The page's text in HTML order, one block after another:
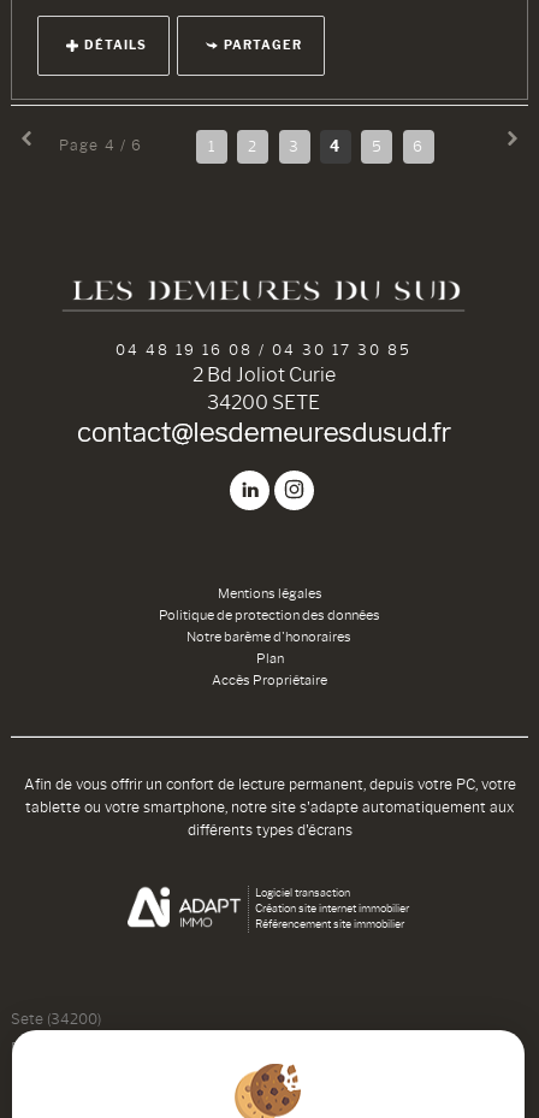
DÉTAILS PARTAGER
Page 4 / 6 1 2 3 4 5 6
04 48 19 16 08 / 04 30 17 30 85
2 Bd Joliot Curie
34200 SETE
Mentions légales
Politique de protection des données
Notre barème d'honoraires
Plan
Accès Propriétaire
Afin de vous offrir un confort de lecture permanent, depuis votre PC, votre
tablette ou votre smartphone, notre site s'adapte automatiquement aux
différents types d'écrans
Logiciel transaction
Création site internet immobilier
Référencement site immobilier
Sete (34200)
Balaruc Les Bains (34540)
Paris 11eme Arrondissement (75011)